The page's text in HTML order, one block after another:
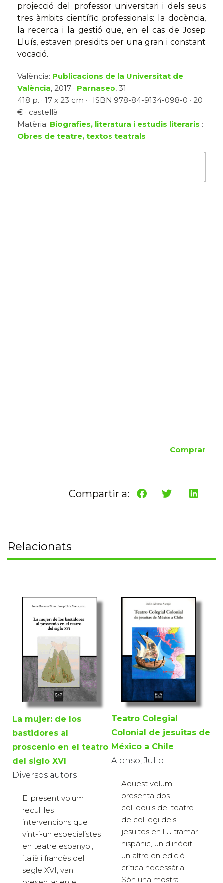
projecció del professor universitari i dels seus
tres àmbits científic professionals: la docència,
la recerca i la gestió que, en el cas de Josep
Lluís, estaven presidits per una gran i constant
vocació.
València: Publicacions de la Universitat de
València, 2017 · Parnaseo, 31
418 p. · 17 x 23 cm · · ISBN 978-84-9134-098-0 · 20
€ · castellà
Matèria: Biografies, literatura i estudis literaris :
Obres de teatre, textos teatrals
Comprar
Compartir a:
Relacionats
La mujer: de los
bastidores al
proscenio en el teatro
del siglo XVI
Diversos autors
El present volum
recull les
intervencions que
vint-i-un especialistes
en teatre espanyol,
italià i francès del
segle XVI, van
Teatro Colegial
Colonial de jesuitas de
México a Chile
Alonso, Julio
Aquest volum
presenta dos
col·loquis del teatre
de col·legi dels
jesuïtes en l'Ultramar
hispànic, un d'inèdit i
un altre en edició
crítica necessària.
Són una mostra ...